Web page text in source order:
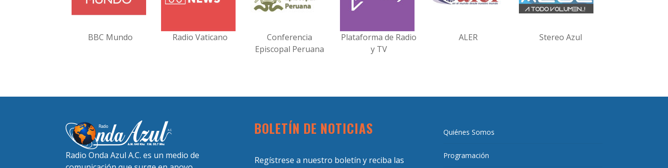
BBC Mundo Radio Vaticano
Conferencia
Episcopal Peruana
Plataforma de Radio
y TV
ALER Stereo Azul
Radio Onda Azul A.C. es un medio de
BOLETÍN DE NOTICIAS
Regístrese a nuestro boletín y reciba las
Quiénes Somos
Programación